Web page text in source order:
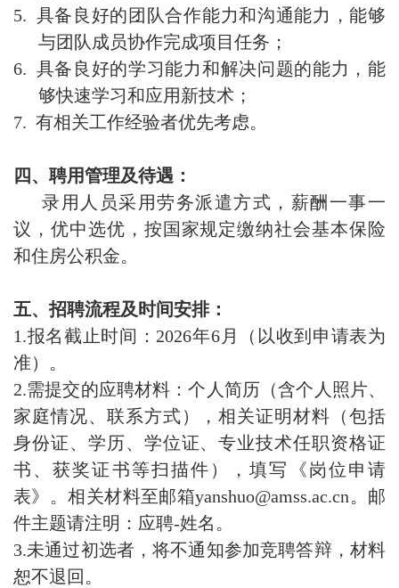
5. 具备良好的团队合作能力和沟通能力，能够
与团队成员协作完成项目任务；
6. 具备良好的学习能力和解决问题的能力，能
够快速学习和应用新技术；
7. 有相关工作经验者优先考虑。
四、聘用管理及待遇：
录用人员采用劳务派遣方式，薪酬一事一
议，优中选优，按国家规定缴纳社会基本保险
和住房公积金。
五、招聘流程及时间安排：
1.报名截止时间：2026年6月（以收到申请表为
准）。
2.需提交的应聘材料：个人简历（含个人照片、
家庭情况、联系方式），相关证明材料（包括
身份证、学历、学位证、专业技术任职资格证
书、获奖证书等扫描件），填写《岗位申请
表》。相关材料至邮箱yanshuo@amss.ac.cn。邮
件主题请注明：应聘-姓名。
3.未通过初选者，将不通知参加竞聘答辩，材料
恕不退回。